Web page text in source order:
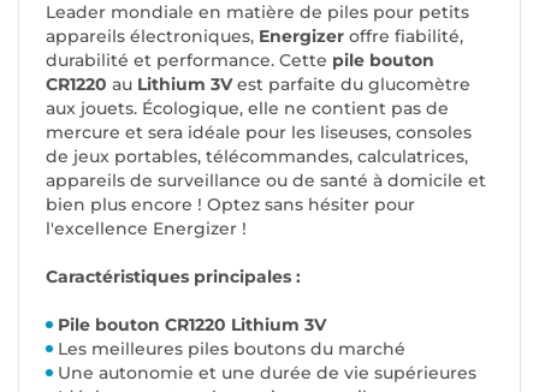
Leader mondiale en matière de piles pour petits
appareils électroniques, Energizer offre fiabilité,
durabilité et performance. Cette pile bouton
CR1220 au Lithium 3Vest parfaite du glucomètre
aux jouets. Écologique, elle ne contient pas de
mercure et sera idéale pour les liseuses, consoles
de jeux portables, télécommandes, calculatrices,
appareils de surveillance ou de santé à domicile et
bien plus encore ! Optez sans hésiter pour
l'excellence Energizer !
Caractéristiques principales :
Pile bouton CR1220 Lithium 3V
Les meilleures piles boutons du marché
Une autonomie et une durée de vie supérieures